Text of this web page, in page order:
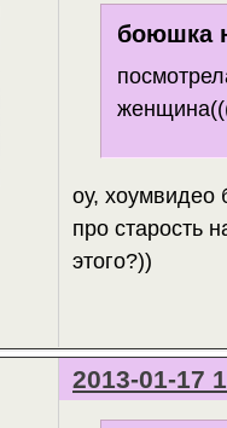
боюшка
оу, хоумвидео
про старость
этого?))
2013-01-17